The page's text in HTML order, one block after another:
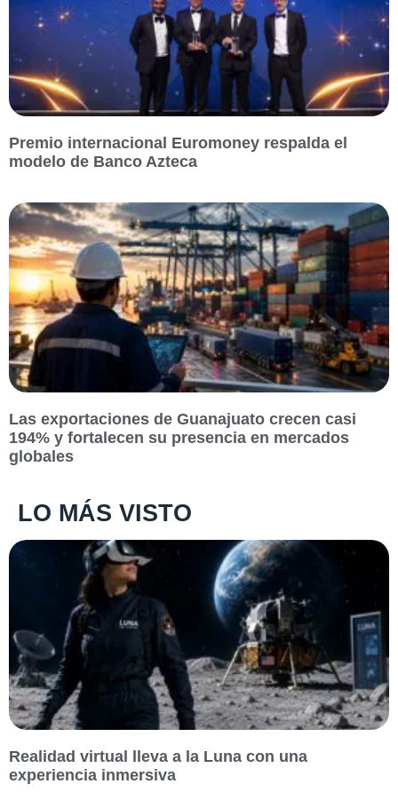
Premio internacional Euromoney respalda el
modelo de Banco Azteca
Las exportaciones de Guanajuato crecen casi
194% y fortalecen su presencia en mercados
globales
LO MÁS VISTO
Realidad virtual lleva a la Luna con una
experiencia inmersiva